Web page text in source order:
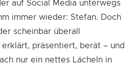
auf Social Media unterwegs
immer wieder: Stefan. Doch
scheinbar überall
präsentiert, berät – und
nur ein nettes Lächeln in